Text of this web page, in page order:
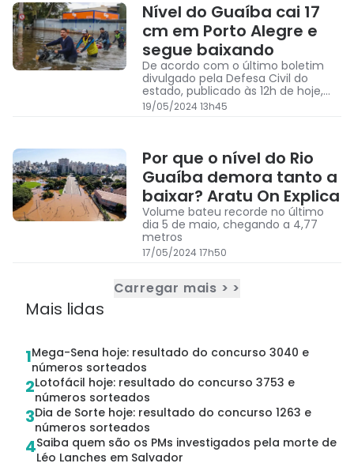
Nível do Guaíba cai 17
cm em Porto Alegre e
segue baixando
De acordo com o último boletim
divulgado pela Defesa Civil do
estado, publicado às 12h de hoje,
155 pessoas morreram por causa
das fortes chuvas que assolam o
19/05/2024 13h45
Por que o nível do Rio
Guaíba demora tanto a
baixar? Aratu On Explica
Volume bateu recorde no último
dia 5 de maio, chegando a 4,77
metros
17/05/2024 17h50
Carregar mais > >
Mais lidas
1Mega-Sena hoje: resultado do concurso 3040 e
números sorteados
2Lotofácil hoje: resultado do concurso 3753 e
números sorteados
3Dia de Sorte hoje: resultado do concurso 1263 e
números sorteados
4Saiba quem são os PMs investigados pela morte de
Léo Lanches em Salvador